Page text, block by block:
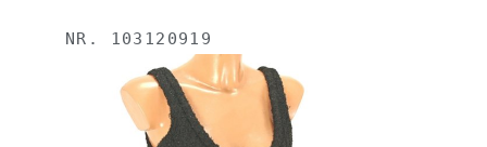
NR. 103120919